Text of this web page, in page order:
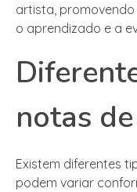
artista,
o aprendizado e a
notas
Existem diferentes
podem variar